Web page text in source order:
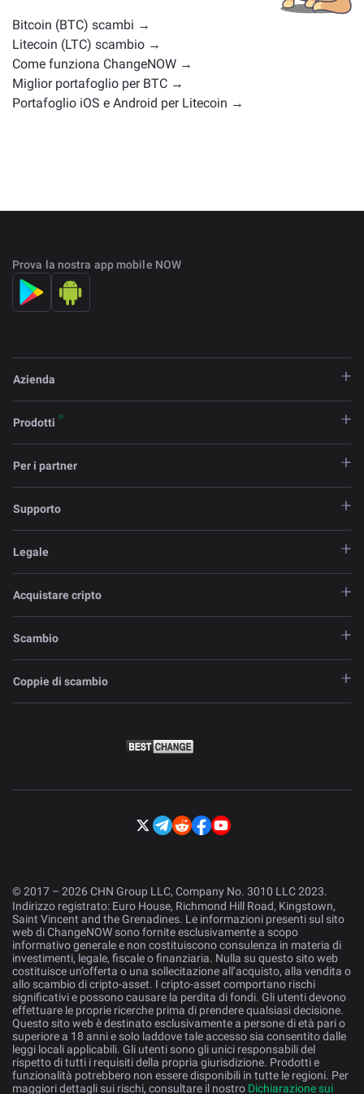
scambio.
Bitcoin (BTC) scambi →
Litecoin (LTC) scambio →
Come funziona ChangeNOW →
Miglior portafoglio per BTC →
Portafoglio iOS e Android per Litecoin →
Prova la nostra app mobile NOW
Azienda
Prodotti
Per i partner
Supporto
Legale
Acquistare cripto
Scambio
Coppie di scambio
© 2017 – 2026 CHN Group LLC, Company No. 3010 LLC 2023.
Indirizzo registrato: Euro House, Richmond Hill Road, Kingstown,
Saint Vincent and the Grenadines. Le informazioni presenti sul sito
web di ChangeNOW sono fornite esclusivamente a scopo
informativo generale e non costituiscono consulenza in materia di
investimenti, legale, fiscale o finanziaria. Nulla su questo sito web
costituisce un’offerta o una sollecitazione all’acquisto, alla vendita o
allo scambio di cripto-asset. I cripto-asset comportano rischi
significativi e possono causare la perdita di fondi. Gli utenti devono
effettuare le proprie ricerche prima di prendere qualsiasi decisione.
Questo sito web è destinato esclusivamente a persone di età pari o
superiore a 18 anni e solo laddove tale accesso sia consentito dalle
leggi locali applicabili. Gli utenti sono gli unici responsabili del
rispetto di tutti i requisiti della propria giurisdizione. Prodotti e
funzionalità potrebbero non essere disponibili in tutte le regioni. Per
maggiori dettagli sui rischi, consultare il nostro Dichiarazione sui